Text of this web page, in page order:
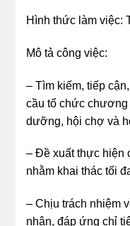
Hình thức làm việc:
Mô tả công việc:
– Tìm kiếm, tiếp
cầu tổ chức chương
dưỡng, hội chợ và
– Đề xuất thực hiện
nhằm khai thác tối
– Chịu trách nhiệm
nhân, đáp ứng chỉ